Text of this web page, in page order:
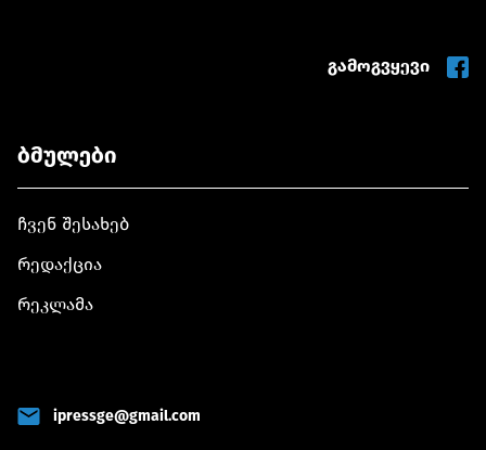
გამოგვყევი
ბმულები
ჩვენ შესახებ
რედაქცია
რეკლამა
ipressge@gmail.com